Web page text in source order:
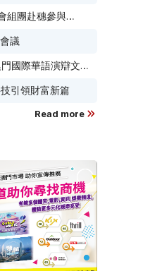
組團赴穗參與
議
國際華語演辯文化
引領財富新篇
Read more